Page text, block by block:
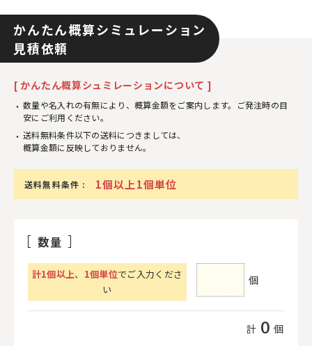
かんたん概算シミュレーション
見積依頼
[ かんたん概算シュミレーションについて ]
数量や名入れの有無により、概算金額をご案内します。ご発注時の目
安にご利用ください。
送料無料条件以下の送料につきましては、
概算金額に反映しておりません。
送料無料条件 : 1個以上1個単位
数量
計1個以上、 1個単位でご入力くださ
い
個
計 0 個